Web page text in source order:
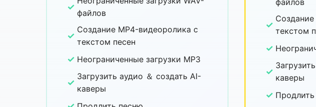
✓
файлов
✓
Создание MP4-видеоролика с
текстом песен
✓ Неограниченные загрузки MP3
✓
Загрузить аудио ＆ создать AI-
каверы
файлов
✓
текстом
✓
✓
каверы
✓